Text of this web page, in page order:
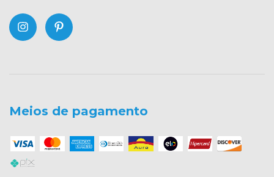
Meios de pagamento